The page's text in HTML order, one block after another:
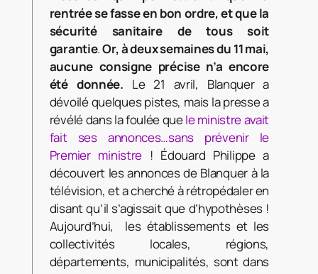
rentrée se fasse en bon ordre, et que la
sécurité sanitaire de tous soit
garantie.Or, à deux semaines du 11 mai,
aucune consigne précise n’a encore
été donnée. Le 21 avril, Blanquer a
dévoilé quelques pistes, mais la presse a
révélé dans la foulée quele ministre avait
fait ses annonces…sans prévenir le
Premier ministre ! Édouard Philippe a
découvert les annonces de Blanquer à la
télévision, et a cherché à rétropédaler en
disant qu’il s’agissait que d’hypothèses !
Aujourd’hui, les établissements et les
collectivités locales, régions,
départements, municipalités, sont dans